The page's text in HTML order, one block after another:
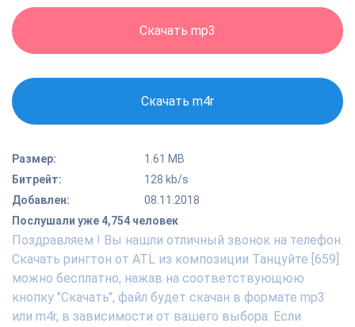
Скачать mp3
Скачать m4r
Размер:
1.61 MB
Битрейт:
128 kb/s
Добавлен:
08.11.2018
Послушали уже 4,754 человек
Поздравляем ! Вы нашли отличный звонок на телефон.
Скачать рингтон от ATL из композиции Танцуйте [659]
можно бесплатно, нажав на соответствующюю
кнопку "Скачать", файл будет скачан в формате mp3
или m4r, в зависимости от вашего выбора. Если